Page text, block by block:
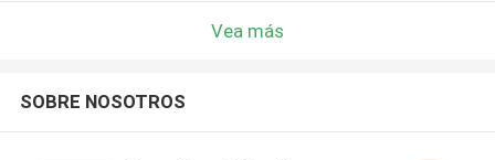
Vea más
SOBRE NOSOTROS